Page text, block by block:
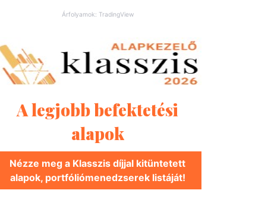
Árfolyamok: TradingView
A legjobb befektetési
alapok
Nézze meg a Klasszis díjjal kitüntetett
alapok, portfóliómenedzserek listáját!